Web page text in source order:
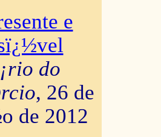
e
do
, 26 de
de 2012